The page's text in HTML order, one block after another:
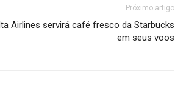
Próximo artigo
Airlines servirá café fresco da Starbucks
em seus voos